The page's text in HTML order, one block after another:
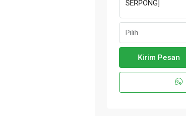
Pilih
Kirim Pesan